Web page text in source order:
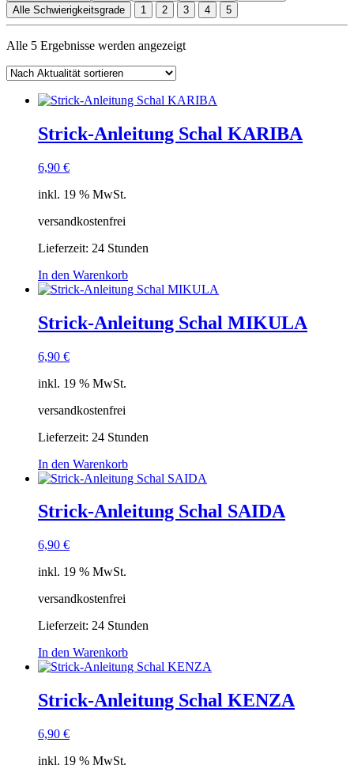
Alle Schwierigkeitsgrade
1 2 3 4 5
Alle 5 Ergebnisse werden angezeigtNach
Strick-Anleitung Schal KARIBA
6,90 €
inkl. 19 % MwSt.
versandkostenfrei
Lieferzeit: 24 Stunden
In den Warenkorb
Strick-Anleitung Schal MIKULA
6,90 €
inkl. 19 % MwSt.
versandkostenfrei
Lieferzeit: 24 Stunden
In den Warenkorb
Strick-Anleitung Schal SAIDA
6,90 €
inkl. 19 % MwSt.
versandkostenfrei
Lieferzeit: 24 Stunden
In den Warenkorb
Strick-Anleitung Schal KENZA
6,90 €
inkl. 19 % MwSt.